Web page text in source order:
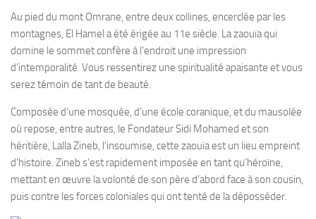
Au pied du mont Omrane, entre deux collines, encerclée par les
montagnes, El Hamel a été érigée au 11e siècle. La zaouïa qui
domine le sommet confère à l’endroit une impression
d’intemporalité. Vous ressentirez une spiritualité apaisante et vous
serez témoin de tant de beauté.
Composée d’une mosquée, d’une école coranique, et du mausolée
où repose, entre autres, le Fondateur Sidi Mohamed et son
héritière, Lalla Zineb, l’insoumise, cette zaouïa est un lieu empreint
d’histoire. Zineb s’est rapidement imposée en tant qu’héroïne,
mettant en œuvre la volonté de son père d’abord face à son cousin,
puis contre les forces coloniales qui ont tenté de la déposséder.